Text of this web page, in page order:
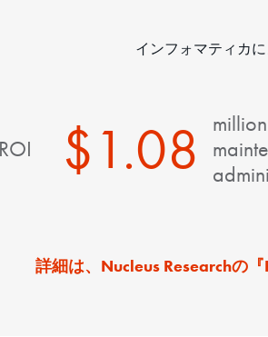
インフォマティカ
$1.08
詳細は、Nucleus Researchの